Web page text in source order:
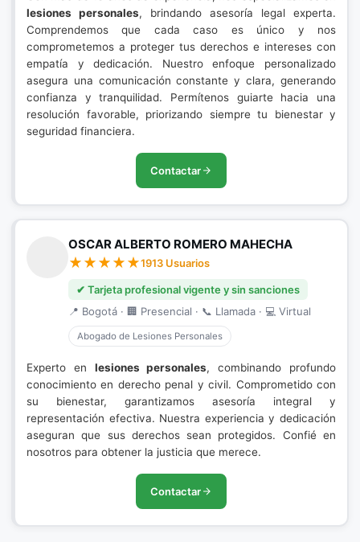
lesiones personales, brindando asesoría legal experta.
Comprendemos que cada caso es único y nos
comprometemos a proteger tus derechos e intereses con
empatía y dedicación. Nuestro enfoque personalizado
asegura una comunicación constante y clara, generando
confianza y tranquilidad. Permítenos guiarte hacia una
resolución favorable, priorizando siempre tu bienestar y
seguridad financiera.
Contactar
OSCAR ALBERTO ROMERO MAHECHA
1913 Usuarios
✔ Tarjeta profesional vigente y sin sanciones
📍 Bogotá · 🏢 Presencial · 📞 Llamada · 💻 Virtual
Abogado de Lesiones Personales
Experto en lesiones personales, combinando profundo
conocimiento en derecho penal y civil. Comprometido con
su bienestar, garantizamos asesoría integral y
representación efectiva. Nuestra experiencia y dedicación
aseguran que sus derechos sean protegidos. Confié en
nosotros para obtener la justicia que merece.
Contactar